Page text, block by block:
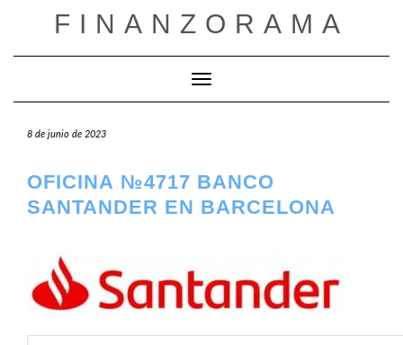
FINANZORAMA
Cambiar modo de navegación
8 de junio de 2023
OFICINA №4717 BANCO
SANTANDER EN BARCELONA